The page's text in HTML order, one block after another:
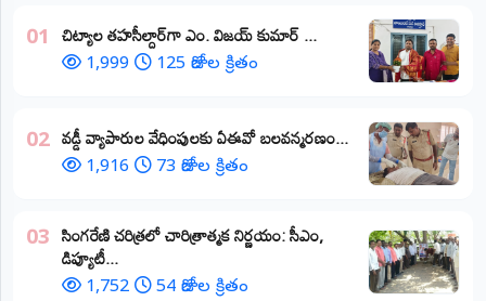
01 ​చిట్యాల తహసీల్దార్‌గా ఎం. విజయ్ కుమార్ ...
1,999 125 రోజుల క్రితం
02 వడ్డీ వ్యాపారుల వేధింపులకు ఏఈవో బలవన్మరణం...
1,916 73 రోజుల క్రితం
03 ​సింగరేణి చరిత్రలో చారిత్రాత్మక నిర్ణయం: సీఎం,
డిప్యూటీ...
1,752 54 రోజుల క్రితం